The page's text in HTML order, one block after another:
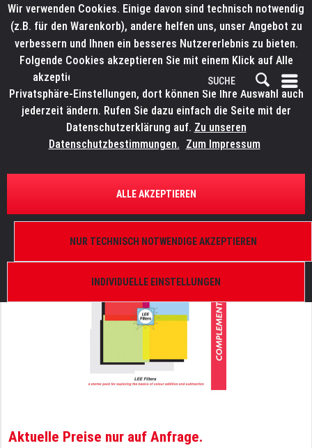
ÜBERSICHT FARBFILTER
LEE Filters Colour Magic Pack
Aktuelle Preise nur auf Anfrage.
Wir verwenden Cookies. Einige davon sind technisch notwendig
(z.B. für den Warenkorb), andere helfen uns, unser Angebot zu
verbessern und Ihnen ein besseres Nutzererlebnis zu bieten.
Folgende Cookies akzeptieren Sie mit einem Klick auf Alle
akzeptieren. Weitere Informationen finden Sie in den
Privatsphäre-Einstellungen, dort können Sie Ihre Auswahl auch
jederzeit ändern. Rufen Sie dazu einfach die Seite mit der
Datenschutzerklärung auf. Zu unseren
Datenschutzbestimmungen. Zum Impressum
INDIVIDUELLE EINSTELLUNGEN
NUR TECHNISCH NOTWENDIGE AKZEPTIEREN
ALLE AKZEPTIEREN